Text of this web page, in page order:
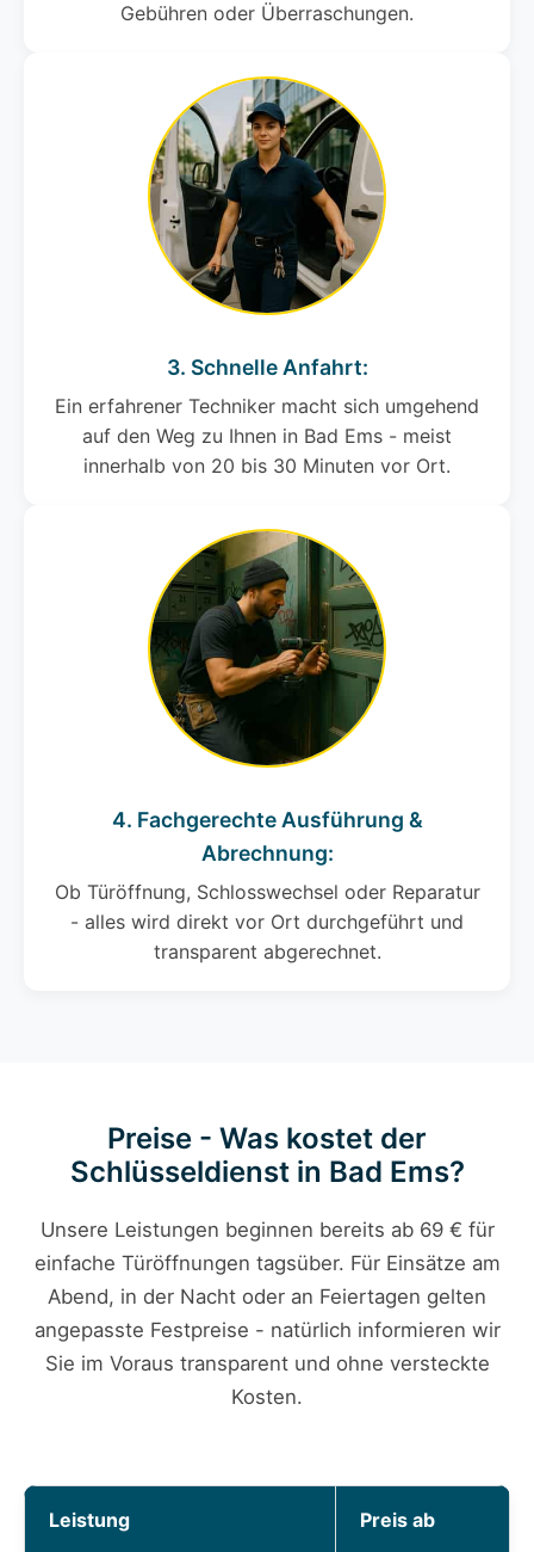
Gebühren oder Überraschungen.
3. Schnelle Anfahrt:
Ein erfahrener Techniker macht sich umgehend
auf den Weg zu Ihnen in Bad Ems - meist
innerhalb von 20 bis 30 Minuten vor Ort.
4. Fachgerechte Ausführung &
Abrechnung:
Ob Türöffnung, Schlosswechsel oder Reparatur
- alles wird direkt vor Ort durchgeführt und
transparent abgerechnet.
Preise - Was kostet der
Schlüsseldienst in Bad Ems?
Unsere Leistungen beginnen bereits ab 69 € für
einfache Türöffnungen tagsüber. Für Einsätze am
Abend, in der Nacht oder an Feiertagen gelten
angepasste Festpreise - natürlich informieren wir
Sie im Voraus transparent und ohne versteckte
Kosten.
Leistung Preis ab